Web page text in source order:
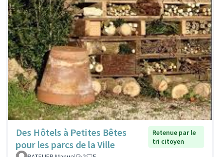
Des Hôtels à Petites Bêtes
pour les parcs de la Ville
Retenue par le
tri citoyen